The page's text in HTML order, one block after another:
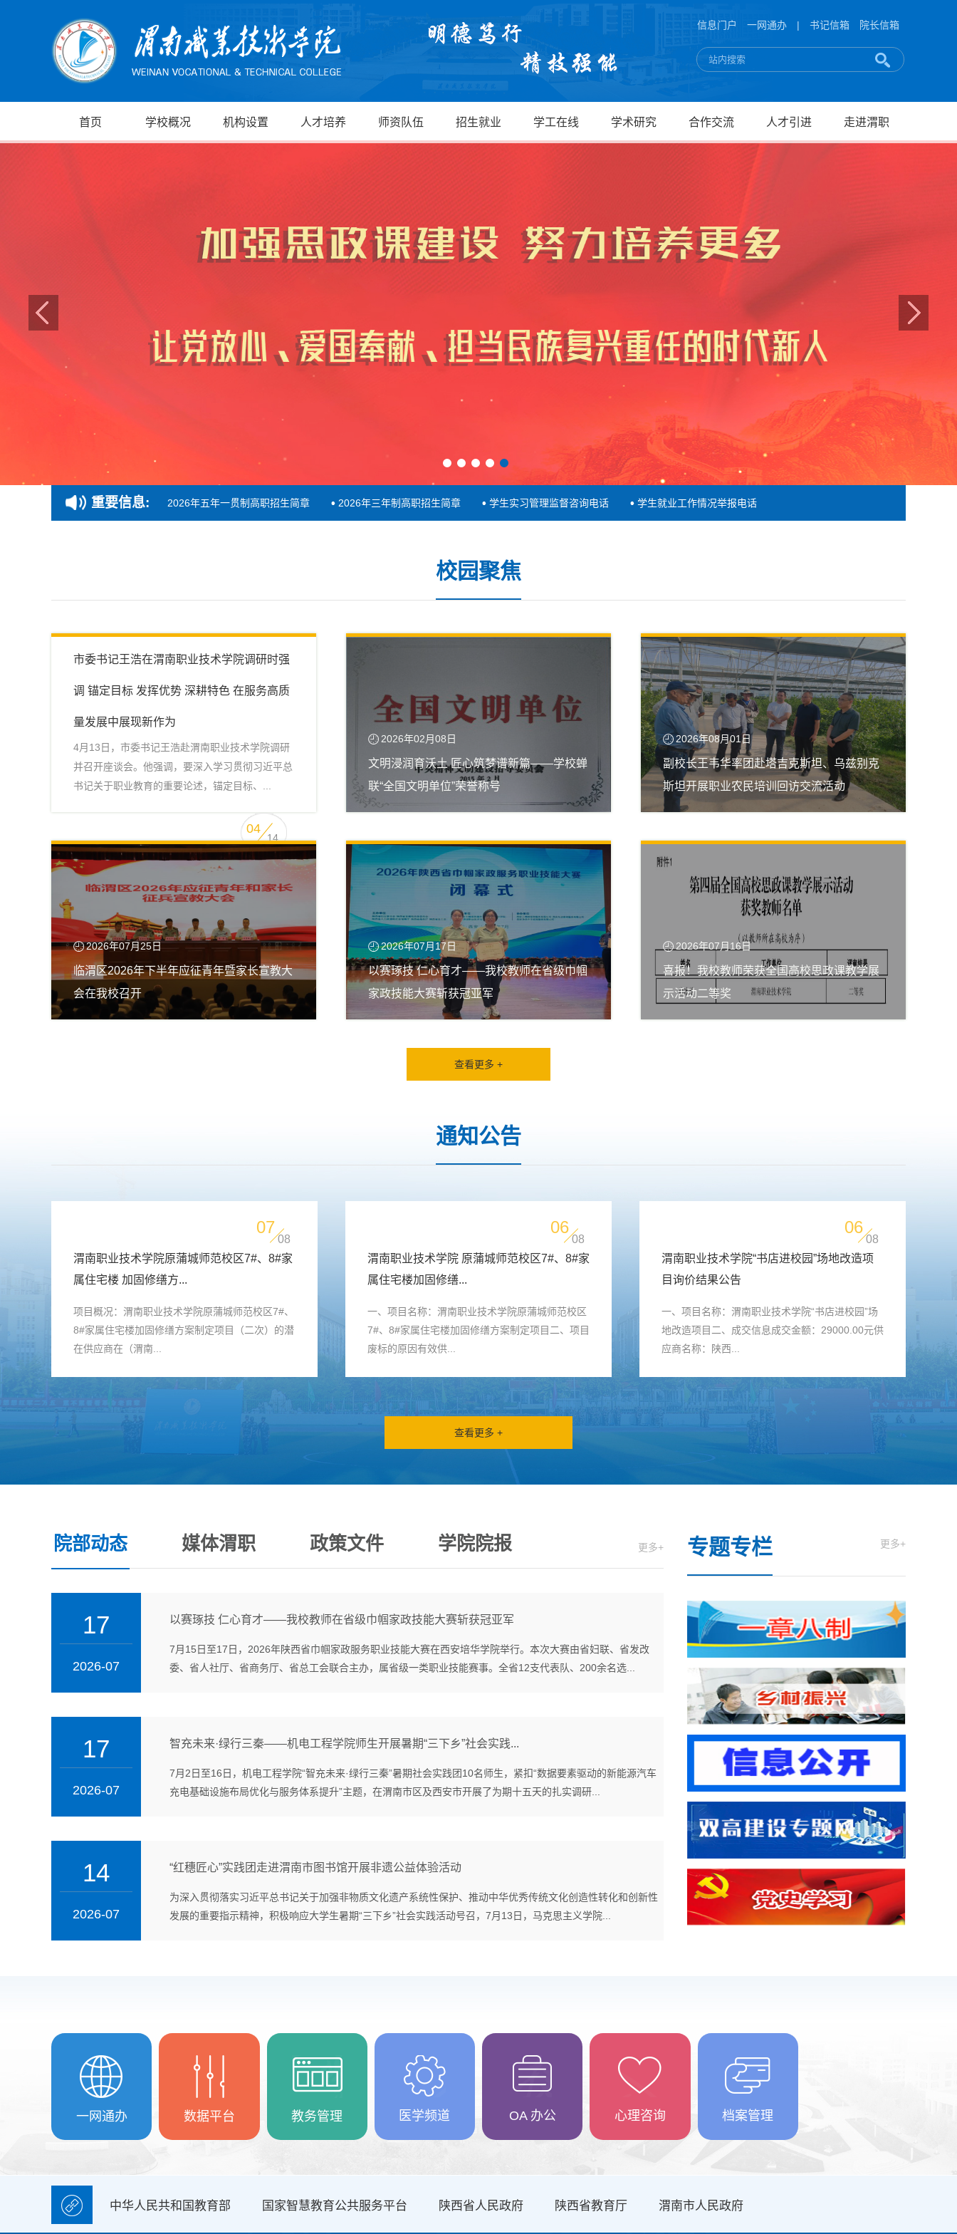
信息门户 一网通办 | 书记信箱 院长信箱
首页 学校概况 机构设置 人才培养 师资队伍 招生就业 学工在线 学术研究 合作交流 人才引进 走进渭职
重要信息:
生就业工作情况举报电话 2026年五年一贯制高职招生简章 2026年三年制高职招生简章 学生实习管理监督咨询电话 学生就业工作情况举报电话
校园聚焦
市委书记王浩在渭南职业技术学院调研时强
调 锚定目标 发挥优势 深耕特色 在服务高质
量发展中展现新作为
4月13日，市委书记王浩赴渭南职业技术学院调研
并召开座谈会。他强调，要深入学习贯彻习近平总
书记关于职业教育的重要论述，锚定目标、...
04
14
2026年02月08日
文明浸润育沃土 匠心筑梦谱新篇——学校蝉
联“全国文明单位”荣誉称号
2026年08月01日
副校长王韦华率团赴塔吉克斯坦、乌兹别克
斯坦开展职业农民培训回访交流活动
2026年07月25日
临渭区2026年下半年应征青年暨家长宣教大
会在我校召开
2026年07月17日
以赛琢技 仁心育才——我校教师在省级巾帼
家政技能大赛斩获冠亚军
2026年07月16日
喜报！我校教师荣获全国高校思政课教学展
示活动二等奖
查看更多 +
通知公告
07
08
渭南职业技术学院原蒲城师范校区7#、8#家
属住宅楼 加固修缮方...
项目概况：渭南职业技术学院原蒲城师范校区7#、
8#家属住宅楼加固修缮方案制定项目（二次）的潜
在供应商在（渭南...
06
08
渭南职业技术学院 原蒲城师范校区7#、8#家
属住宅楼加固修缮...
一、项目名称：渭南职业技术学院原蒲城师范校区
7#、8#家属住宅楼加固修缮方案制定项目二、项目
废标的原因有效供...
06
08
渭南职业技术学院“书店进校园”场地改造项
目询价结果公告
一、项目名称：渭南职业技术学院“书店进校园”场
地改造项目二、成交信息成交金额：29000.00元供
应商名称：陕西...
查看更多 +
院部动态 媒体渭职 政策文件 学院院报 更多+
17
2026-07
以赛琢技 仁心育才——我校教师在省级巾帼家政技能大赛斩获冠亚军
7月15日至17日，2026年陕西省巾帼家政服务职业技能大赛在西安培华学院举行。本次大赛由省妇联、省发改
委、省人社厅、省商务厅、省总工会联合主办，属省级一类职业技能赛事。全省12支代表队、200余名选...
17
2026-07
智充未来·绿行三秦——机电工程学院师生开展暑期“三下乡”社会实践...
7月2日至16日，机电工程学院“智充未来·绿行三秦”暑期社会实践团10名师生，紧扣“数据要素驱动的新能源汽车
充电基础设施布局优化与服务体系提升”主题，在渭南市区及西安市开展了为期十五天的扎实调研...
14
2026-07
“红穗匠心”实践团走进渭南市图书馆开展非遗公益体验活动
为深入贯彻落实习近平总书记关于加强非物质文化遗产系统性保护、推动中华优秀传统文化创造性转化和创新性
发展的重要指示精神，积极响应大学生暑期“三下乡”社会实践活动号召，7月13日，马克思主义学院...
更多+
专题专栏
一网通办 数据平台 教务管理 医学频道 OA 办公 心理咨询 档案管理
中华人民共和国教育部 国家智慧教育公共服务平台 陕西省人民政府 陕西省教育厅 渭南市人民政府